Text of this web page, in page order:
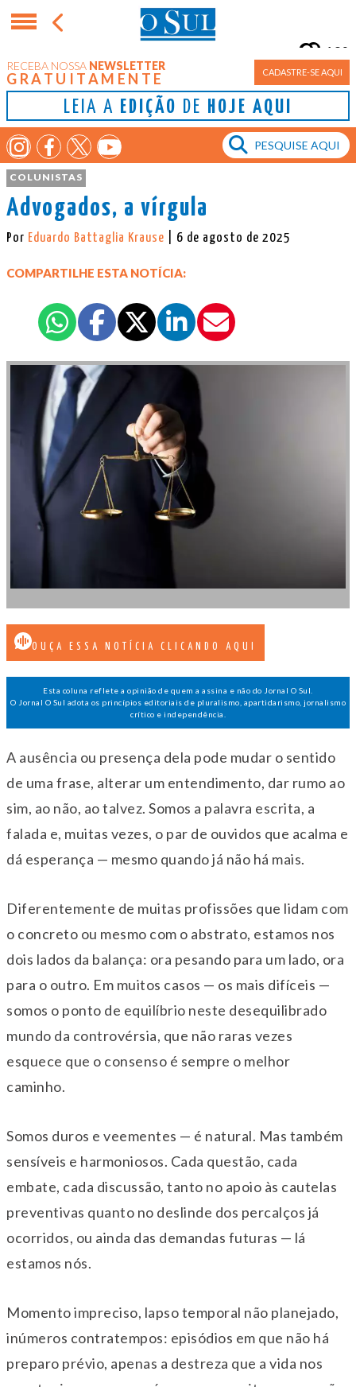
RECEBA NOSSA NEWSLETTER
GRATUITAMENTE CADASTRE-SE AQUI
LEIA A EDIÇÃO DE HOJE AQUI
Porto Alegre
10°
COLUNISTAS
Advogados, a vírgula
Por Eduardo Battaglia Krause | 6 de agosto de 2025
COMPARTILHE ESTA NOTÍCIA:
OUÇA ESSA NOTÍCIA CLICANDO AQUI
Esta coluna reflete a opinião de quem a assina e não do Jornal O Sul.
O Jornal O Sul adota os princípios editoriais de pluralismo, apartidarismo, jornalismo
crítico e independência.
A ausência ou presença dela pode mudar o sentido
de uma frase, alterar um entendimento, dar rumo ao
sim, ao não, ao talvez. Somos a palavra escrita, a
falada e, muitas vezes, o par de ouvidos que acalma e
dá esperança — mesmo quando já não há mais.
Diferentemente de muitas profissões que lidam com
o concreto ou mesmo com o abstrato, estamos nos
dois lados da balança: ora pesando para um lado, ora
para o outro. Em muitos casos — os mais difíceis —
somos o ponto de equilíbrio neste desequilibrado
mundo da controvérsia, que não raras vezes
esquece que o consenso é sempre o melhor
caminho.
Somos duros e veementes — é natural. Mas também
sensíveis e harmoniosos. Cada questão, cada
embate, cada discussão, tanto no apoio às cautelas
preventivas quanto no deslinde dos percalços já
ocorridos, ou ainda das demandas futuras — lá
estamos nós.
Momento impreciso, lapso temporal não planejado,
inúmeros contratempos: episódios em que não há
preparo prévio, apenas a destreza que a vida nos